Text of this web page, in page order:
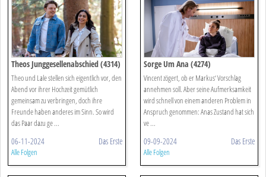
Theos Junggesellenabschied (4314)
Theo und Lale stellen sich eigentlich vor, den
Abend vor ihrer Hochzeit gemütlich
gemeinsam zu verbringen, doch ihre
Freunde haben anderes im Sinn. So wird
das Paar dazu ge ...
06-11-2024 Das Erste
Alle Folgen
Sorge Um Ana (4274)
Vincent zögert, ob er Markus‘ Vorschlag
annehmen soll. Aber seine Aufmerksamkeit
wird schnell von einem anderen Problem in
Anspruch genommen: Anas Zustand hat sich
ve ...
09-09-2024 Das Erste
Alle Folgen